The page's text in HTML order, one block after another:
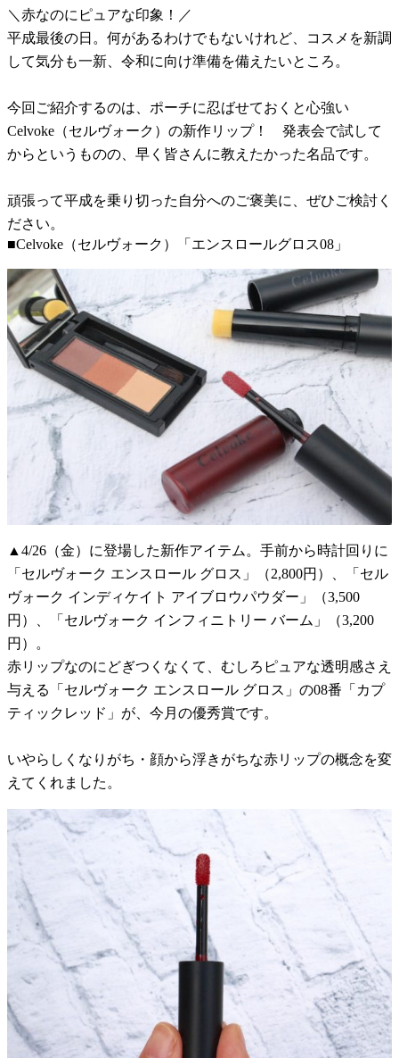
＼赤なのにピュアな印象！／
平成最後の日。何があるわけでもないけれど、コスメを新調
して気分も一新、令和に向け準備を備えたいところ。
今回ご紹介するのは、ポーチに忍ばせておくと心強い
Celvoke（セルヴォーク）の新作リップ！ 発表会で試して
からというものの、早く皆さんに教えたかった名品です。
頑張って平成を乗り切った自分へのご褒美に、ぜひご検討く
ださい。
■Celvoke（セルヴォーク）「エンスロールグロス08」
▲4/26（金）に登場した新作アイテム。手前から時計回りに
「セルヴォーク エンスロール グロス」（2,800円）、「セル
ヴォーク インディケイト アイブロウパウダー」（3,500
円）、「セルヴォーク インフィニトリー バーム」（3,200
円）。
赤リップなのにどぎつくなくて、むしろピュアな透明感さえ
与える「セルヴォーク エンスロール グロス」の08番「カプ
ティックレッド」が、今月の優秀賞です。
いやらしくなりがち・顔から浮きがちな赤リップの概念を変
えてくれました。